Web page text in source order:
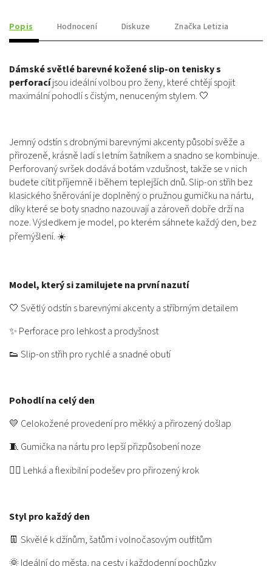
Popis Hodnocení Diskuze Značka Letizia
Dámské světlé barevné kožené slip-on tenisky s
perforacíjsou ideální volbou pro ženy, které chtějí spojit
maximální pohodlí s čistým, nenuceným stylem. 🤍
Jemný odstín s drobnými barevnými akcenty působí svěže a
přirozeně, krásně ladí s letním šatníkem a snadno se kombinuje.
Perforovaný svršek dodává botám vzdušnost, takže se v nich
budete cítit příjemně i během teplejších dnů. Slip-on střih bez
klasického šněrování je doplněný o pružnou gumičku na nártu,
díky které se boty snadno nazouvají a zároveň dobře drží na
noze. Výsledkem je model, po kterém sáhnete každý den, bez
přemýšlení. ☀️
Model, který si zamilujete na první nazutí
🤍 Světlý odstín s barevnými akcenty a stříbrným detailem
✨ Perforace pro lehkost a prodyšnost
👟 Slip-on střih pro rychlé a snadné obutí
Pohodlí na celý den
💛 Celokožené provedení pro měkký a přirozený došlap
🧵 Gumička na nártu pro lepší přizpůsobení noze
🚶‍♀️ Lehká a flexibilní podešev pro přirozený krok
Styl pro každý den
👖 Skvělé k džínům, šatům i volnočasovým outfitům
🌞 Ideální do města, na cesty i každodenní pochůzky